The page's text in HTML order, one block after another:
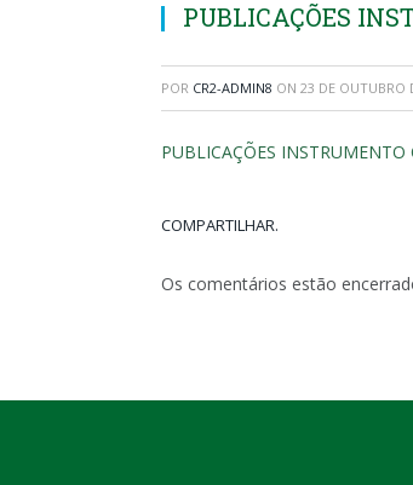
PUBLICAÇÕES
POR CR2-ADMIN8 ON 23 DE OUTUBRO
PUBLICAÇÕES INSTRUMENTO
COMPARTILHAR.
Os comentários estão